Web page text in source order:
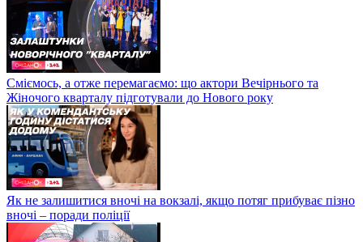
Сміємось, а отже перемагаємо: що актори Вечірнього та
Жіночого кварталу підготували до Нового року
Як не залишитися вночі на вокзалі, якщо потяг прибуває пізно
вночі – поради поліції